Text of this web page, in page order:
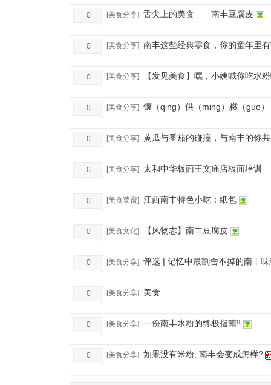
0 [美食分享] 舌尖上的美食——南丰豆腐皮
0 [美食分享] 南丰这些经典零食，你的童年里
0 [美食分享] 【发见美食】嘿，小姨喊你吃水
0 [美食分享] 馕（qing）供（ming）糍（guo
0 [美食分享] 黄瓜与番茄的碰撞，与南丰的你
0 [美食分享] 太和中华板面王文庙店板面培训
0 [美食菜谱] 江西南丰特色小吃：纸包
0 [美食文化] 【风物志】南丰豆腐皮
0 [美食分享] 评选 | 记忆中最割舍不掉的南丰味
0 [美食分享] 美食
0 [美食分享] 一份南丰水粉的终极指南‼
0 [美食分享] 如果没有米粉, 南丰会变成怎样?